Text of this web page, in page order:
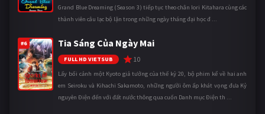
Grand Blue Dreaming (Season 3) tiếp tục theo chân Iori Kitahara cùng các
thành viên câu lạc bộ lặn trong những ngày tháng đại học đ ...
#6 Tia Sáng Của Ngày Mai
FULL HD VIETSUB 10
Lấy bối cảnh một Kyoto giả tưởng của thế kỷ 20, bộ phim kể về hai anh
em Seiroku và Kihachi Sakamoto, những người ôm ấp khát vọng đưa Kỷ
nguyên Điện đến với đất nước thông qua cuốn Danh mục Điện th ...